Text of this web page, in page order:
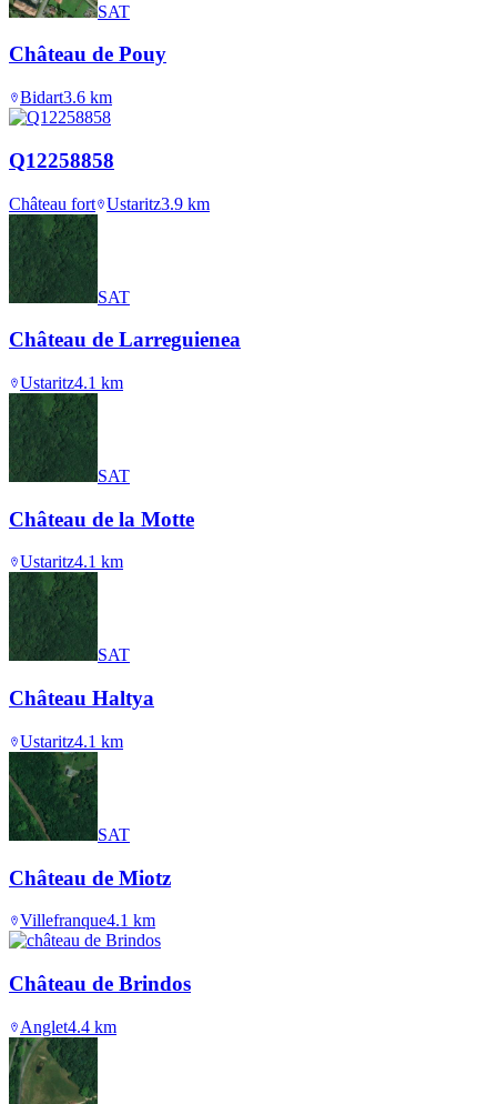
SAT
Château de Pouy
Bidart3.6 km
Q12258858
Château fort Ustaritz3.9 km
SAT
Château de Larreguienea
Ustaritz4.1 km
SAT
Château de la Motte
Ustaritz4.1 km
SAT
Château Haltya
Ustaritz4.1 km
SAT
Château de Miotz
Villefranque4.1 km
Château de Brindos
Anglet4.4 km